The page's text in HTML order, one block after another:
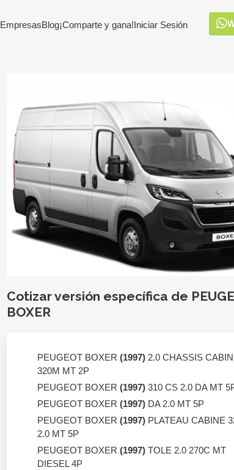
EmpresasBlog¡Comparte y gana!Iniciar Sesión
Cotizar versión específica de
BOXER
PEUGEOT BOXER (1997) 2.0 CHASSIS
320M MT 2P
PEUGEOT BOXER (1997) 310 CS 2.0 DA MT
PEUGEOT BOXER (1997) DA 2.0 MT 5P
PEUGEOT BOXER (1997) PLATEAU CABINE
2.0 MT 5P
PEUGEOT BOXER (1997) TOLE 2.0 270C MT
DIESEL 4P